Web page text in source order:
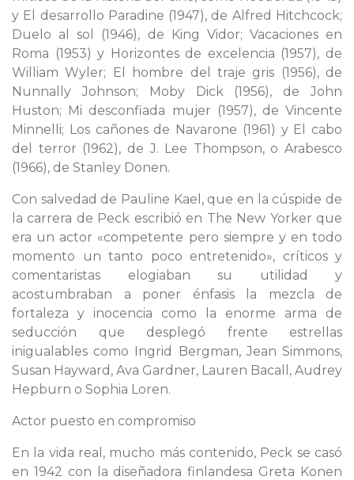
y El desarrollo Paradine (1947), de Alfred Hitchcock;
Duelo al sol (1946), de King Vidor; Vacaciones en
Roma (1953) y Horizontes de excelencia (1957), de
William Wyler; El hombre del traje gris (1956), de
Nunnally Johnson; Moby Dick (1956), de John
Huston; Mi desconfiada mujer (1957), de Vincente
Minnelli; Los cañones de Navarone (1961) y El cabo
del terror (1962), de J. Lee Thompson, o Arabesco
(1966), de Stanley Donen.
Con salvedad de Pauline Kael, que en la cúspide de
la carrera de Peck escribió en The New Yorker que
era un actor «competente pero siempre y en todo
momento un tanto poco entretenido», críticos y
comentaristas elogiaban su utilidad y
acostumbraban a poner énfasis la mezcla de
fortaleza y inocencia como la enorme arma de
seducción que desplegó frente estrellas
inigualables como Ingrid Bergman, Jean Simmons,
Susan Hayward, Ava Gardner, Lauren Bacall, Audrey
Hepburn o Sophia Loren.
Actor puesto en compromiso
En la vida real, mucho más contenido, Peck se casó
en 1942 con la diseñadora finlandesa Greta Konen